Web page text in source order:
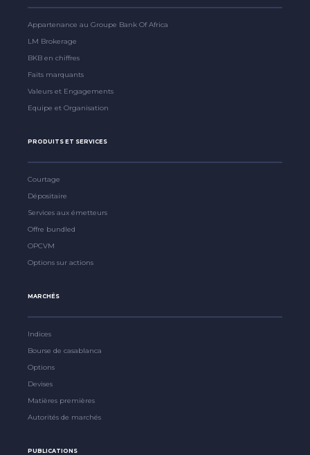
Appartenance au Groupe Bank Of Africa
LM Brokerage
BKB en chiffres
Faits marquants
Valeurs et Engagements
Equipe et Organisation
PRODUITS ET SERVICES
Courtage
Dépositaire
Services aux émetteurs
Offre bundled
OPCVM
Options sur actions
MARCHÉS
Indices
Bourse de casablanca
Options
Devises
Matières premières
Autorités de marchés
PUBLICATIONS